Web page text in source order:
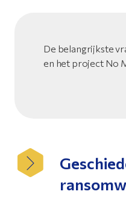
De belangrijkste
en het project No